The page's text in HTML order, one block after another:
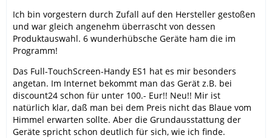
Ich bin vorgestern durch Zufall auf den Hersteller gestoßen
und war gleich angenehm überrascht von dessen
Produktauswahl. 6 wunderhübsche Geräte ham die im
Programm!
Das Full-TouchScreen-Handy ES1 hat es mir besonders
angetan. Im Internet bekommt man das Gerät z.B. bei
discount24 schon für unter 100.- Eur!! Neu!! Mir ist
natürlich klar, daß man bei dem Preis nicht das Blaue vom
Himmel erwarten sollte. Aber die Grundausstattung der
Geräte spricht schon deutlich für sich, wie ich finde.